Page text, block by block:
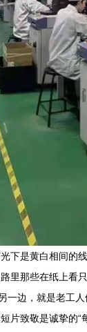
下是黄白相间的
里那些在纸上看
一边，就是老工
片致敬是诚挚的